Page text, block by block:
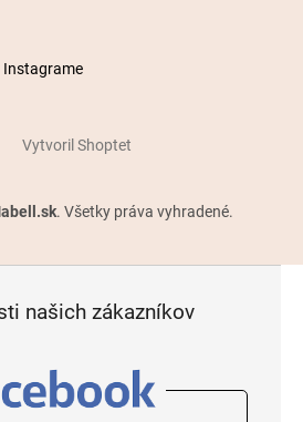
Instagrame
Vytvoril Shoptet
. Všetky práva vyhradené.
našich zákazníkov